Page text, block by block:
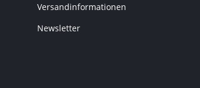
Versandinformationen
Newsletter